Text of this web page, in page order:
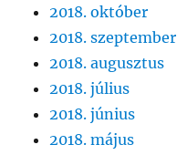
2018. október
2018. szeptember
2018. augusztus
2018. július
2018. június
2018. május